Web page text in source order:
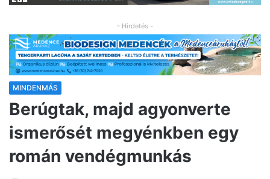
- Hirdetés -
MINDENMÁS
Berúgtak, majd agyonverte
ismerősét megyénkben egy
román vendégmunkás